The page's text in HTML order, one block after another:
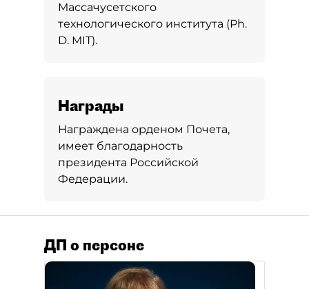
Массачусетского
технологического института (Ph.
D. MIT).
Награды
Награждена орденом Почета,
имеет благодарность
президента Российской
Федерации.
ДП о персоне